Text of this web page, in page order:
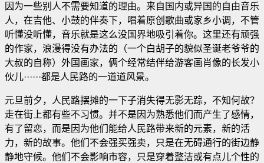
因为一些别人不需要知道的理由。来自国内或异国的自由音乐
人，在吉他、小鼓的伴奏下，唱着原创歌曲或家乡小调，不管
听懂没听懂，音乐就是这么没国界地吸引着你。这里还有顽强
的作家，浪漫得没有办法的（一个白胡子的貌似圣诞老爷爷的
大叔的自称）外国画家，俩个经常结伴给游客画肖像的长发小
伙儿······都是人民路的一道道风景。
元旦前夕，人民路摆摊的一下子消失得无影无踪，不知何故？
走在街上都有些不习惯。并不是因为熟悉他们而产生了感情，
有了留恋，而是因为他们能给人民路带来新的元素，新的活
力，新的故事。他们不会强买强卖，只是在无碍通行的街边静
静地守候。他们不会影响市容，只是穿着整洁或有点儿个性的